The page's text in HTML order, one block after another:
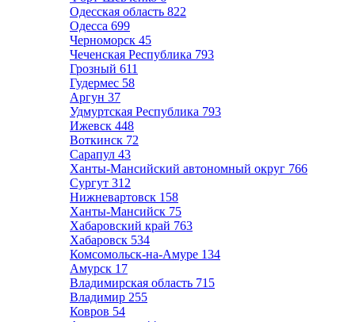
Одесская область 822
Одесса 699
Черноморск 45
Чеченская Республика 793
Грозный 611
Гудермес 58
Аргун 37
Удмуртская Республика 793
Ижевск 448
Воткинск 72
Сарапул 43
Ханты-Мансийский автономный округ 766
Сургут 312
Нижневартовск 158
Ханты-Мансийск 75
Хабаровский край 763
Хабаровск 534
Комсомольск-на-Амуре 134
Амурск 17
Владимирская область 715
Владимир 255
Ковров 54